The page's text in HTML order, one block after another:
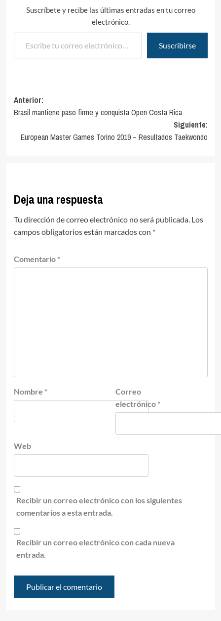
Suscríbete y recibe las últimas entradas en tu correo
electrónico.
Escribe tu correo electrónico…
Suscribirse
Navegación
de
entradas
Anterior:
Brasil mantiene paso firme y conquista Open Costa Rica
Siguiente:
European Master Games Torino 2019 – Resultados Taekwondo
Deja una respuesta
Tu dirección de correo electrónico no será publicada. Los
campos obligatorios están marcados con *
Comentario *
Nombre *
Correo
electrónico *
Web
Recibir un correo electrónico con los siguientes
comentarios a esta entrada.
Recibir un correo electrónico con cada nueva
entrada.